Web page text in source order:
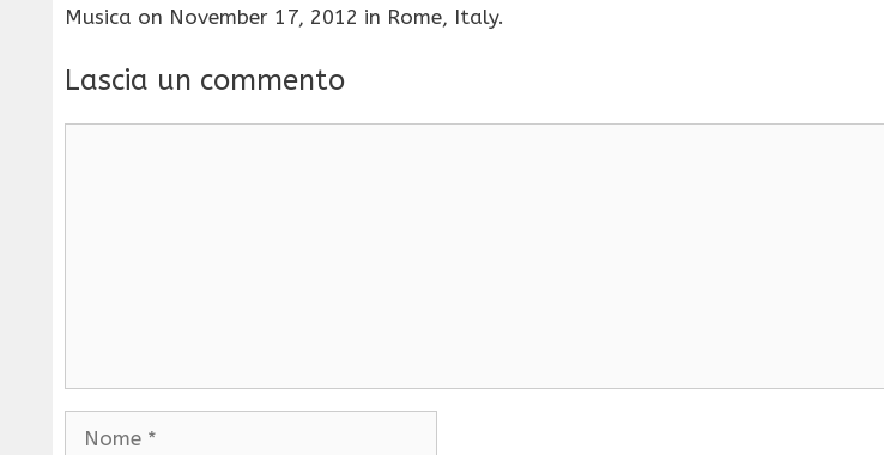
Musica on November 17, 2012 in Rome, Italy.
Lascia un commento
Nome